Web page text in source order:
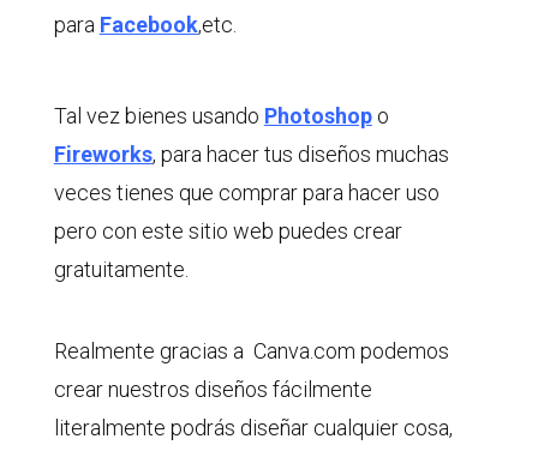
para Facebook,etc.
Tal vez bienes usando Photoshopo
Fireworks, para hacer tus diseños muchas
veces tienes que comprar para hacer uso
pero con este sitio web puedes crear
gratuitamente.
Realmente gracias a Canva.com podemos
crear nuestros diseños fácilmente
literalmente podrás diseñar cualquier cosa,